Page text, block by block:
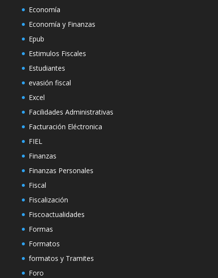
Economía
Economía y Finanzas
Epub
Estimulos Fiscales
Estudiantes
evasión fiscal
Excel
Facilidades Administrativas
Facturación Eléctronica
FIEL
Finanzas
Finanzas Personales
Fiscal
Fiscalización
Fiscoactualidades
Formas
Formatos
formatos y Tramites
Foro